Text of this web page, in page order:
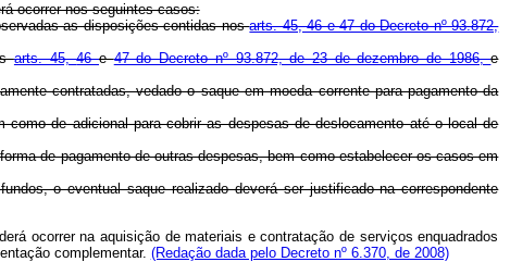
ocorrer nos seguintes casos:
as disposições contidas nosarts. 45, 46 e 47 do Decreto nº 93.872,
arts. 45,46e47 do Decreto nº 93.872, de 23 de dezembro de 1986,e
contratadas, vedado o saque em moeda corrente para pagamento da
de adicional para cobrir as despesas de deslocamento até o local de
de pagamento de outras despesas, bem como estabelecer os casos em
o eventual saque realizado deverá ser justificado na correspondente
ocorrer na aquisição de materiais e contratação de serviços enquadrados
complementar. (Redação dada pelo Decreto nº 6.370, de 2008)